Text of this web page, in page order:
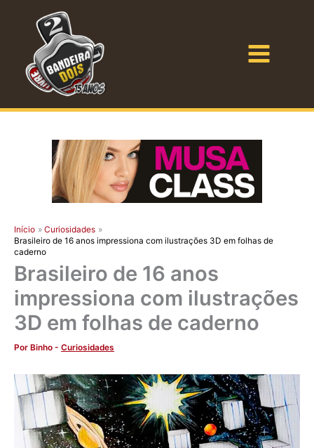
conteúdo
Início
Curiosidades
Brasileiro de 16 anos impressiona com ilustrações 3D em folhas de
caderno
Brasileiro de 16 anos
impressiona com ilustrações
3D em folhas de caderno
Por Binho - Curiosidades